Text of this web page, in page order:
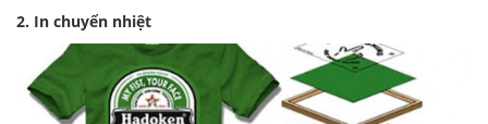
2. In chuyển nhiệt